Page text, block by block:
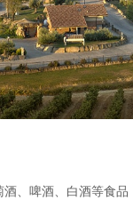
酒、啤酒、白酒等食品